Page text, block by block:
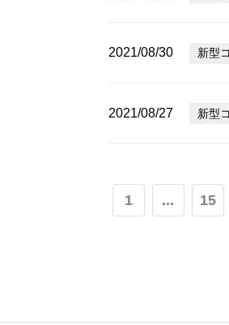
2021/08/30 新型
2021/08/27 新型
1 ... 15